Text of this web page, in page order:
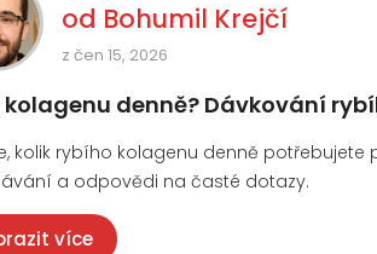
od Bohumil Krejčí
z čen 15, 2026
kolagenu denně? Dávkování
kolik rybího kolagenu denně potřebujete
a odpovědi na časté dotazy.
více